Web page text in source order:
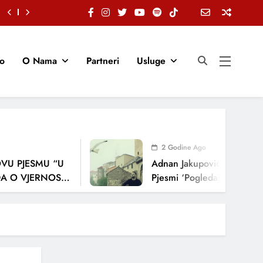
O Nama Partneri Usluge
“U
2 Godine Ago
Adnan Jakupović Donosi
Pjesmi ‘Pogledaj Me’